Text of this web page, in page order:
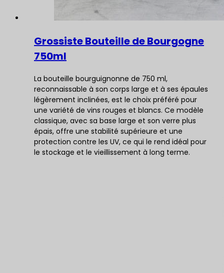
Grossiste Bouteille de Bourgogne
750ml
La bouteille bourguignonne de 750 ml,
reconnaissable à son corps large et à ses épaules
légèrement inclinées, est le choix préféré pour
une variété de vins rouges et blancs. Ce modèle
classique, avec sa base large et son verre plus
épais, offre une stabilité supérieure et une
protection contre les UV, ce qui le rend idéal pour
le stockage et le vieillissement à long terme.